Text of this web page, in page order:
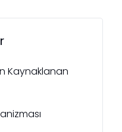
Kaynaklanan